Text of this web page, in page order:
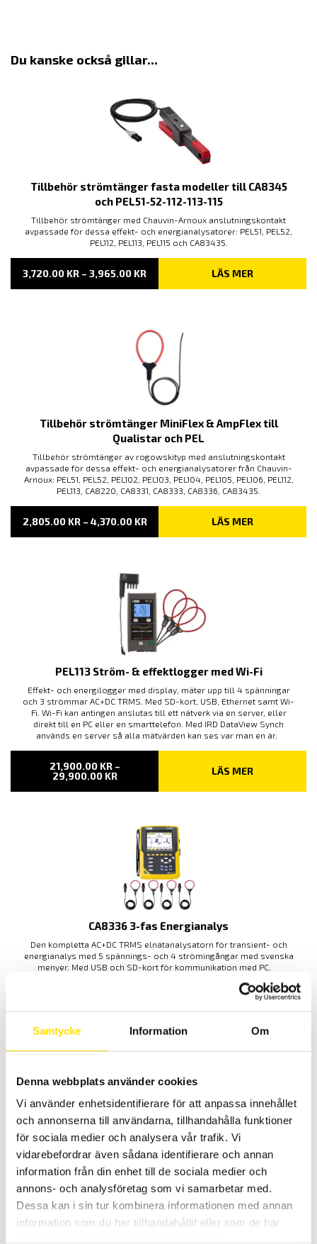
Samtycke Information Om
Denna webbplats använder cookies
Vi använder enhetsidentifierare för att anpassa innehållet
och annonserna till användarna, tillhandahålla funktioner
för sociala medier och analysera vår trafik. Vi
vidarebefordrar även sådana identifierare och annan
information från din enhet till de sociala medier och
annons- och analysföretag som vi samarbetar med.
Dessa kan i sin tur kombinera informationen med annan
information som du har tillhandahållit eller som de har
Du kanske också gillar...
Tillbehör strömtänger fasta modeller till CA8345
och PEL51-52-112-113-115
Tillbehör strömtänger med Chauvin-Arnoux anslutningskontakt
avpassade för dessa effekt- och energianalysatorer: PEL51, PEL52,
PEL112, PEL113, PEL115 och CA83435.
3,720.00 KR – 3,965.00 KRPRISINTERVALL:
TILL
LÄS MER
Tillbehör strömtänger MiniFlex & AmpFlex till
Qualistar och PEL
Tillbehör strömtänger av rogowskityp med anslutningskontakt
avpassade för dessa effekt- och energianalysatorer från Chauvin-
Arnoux: PEL51, PEL52, PEL102, PEL103, PEL104, PEL105, PEL106, PEL112,
PEL113, CA8220, CA8331, CA8333, CA8336, CA83435.
2,805.00 KR – 4,370.00 KRPRISINTERVALL:
TILL
LÄS MER
PEL113 Ström- & effektlogger med Wi-Fi
Effekt- och energilogger med display, mäter upp till 4 spänningar
och 3 strömmar AC+DC TRMS. Med SD-kort, USB, Ethernet samt Wi-
Fi. Wi-Fi kan antingen anslutas till ett nätverk via en server, eller
direkt till en PC eller en smarttelefon. Med IRD DataView Synch
används en server så alla mätvärden kan ses var man en är.
21,900.00 KR –
29,900.00 KRPRISINTERVALL:
TILL
LÄS MER
CA8336 3-fas Energianalys
Den kompletta AC+DC TRMS elnätanalysatorn för transient- och
energianalys med 5 spännings- och 4 strömingångar med svenska
menyer. Med USB och SD-kort för kommunikation med PC.
TILL
59,900.00 KR
Tillbehör Qualistar och PEL – Spänningskabelsats
PEL, 4 x kabel och 4 x krokodilklämmor
Modell: Spänningskabelsats PEL, Utförande: 4 x kabel och 4 x
krokodilklämmor